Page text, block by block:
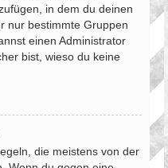
in dem du deinen
nur bestimmte Gruppen
einen Administrator
bist, wieso du keine
die meistens von der